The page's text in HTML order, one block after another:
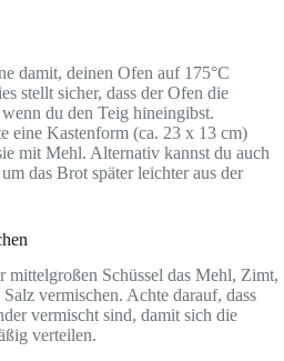
damit, deinen Ofen auf 175°C
stellt sicher, dass der Ofen die
du den Teig hineingibst.
eine Kastenform (ca. 23 x 13 cm)
mit Mehl. Alternativ kannst du auch
das Brot später leichter aus der
mittelgroßen Schüssel das Mehl, Zimt,
vermischen. Achte darauf, dass
vermischt sind, damit sich die
verteilen.